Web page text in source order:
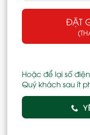
ĐẶT
Hoặc để lại số
Quý khách sau ít